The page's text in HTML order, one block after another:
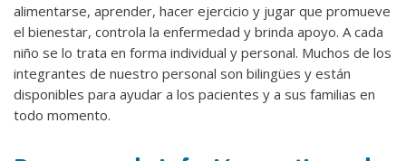
alimentarse, aprender, hacer ejercicio y jugar que promueve
el bienestar, controla la enfermedad y brinda apoyo. A cada
niño se lo trata en forma individual y personal. Muchos de los
integrantes de nuestro personal son bilingües y están
disponibles para ayudar a los pacientes y a sus familias en
todo momento.